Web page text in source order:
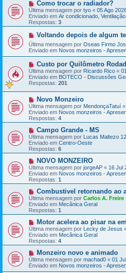
e
n
s
a
g
e
m
N
o
v
a
m
e
s
a
g
e
m
Como trocar o radiador?
Última mensagem por tyo « 05 Ago
Enviado em Ar condicionado,
Respostas: 3
N
v
a
m
e
n
s
a
g
e
m
Voltando depois de algum
Última mensagem por Oseas Firmo
Enviado em Novos monzeiros -
N
o
v
a
m
e
s
a
g
e
m
Custo por Quilômetro
Última mensagem por Ricardo Rico «
Enviado em BOTECO - Discussões
Respostas: 201
N
o
v
a
m
e
n
s
a
g
e
m
Novo Monzeiro
Última mensagem por MendonçaTatuí «
Enviado em Novos monzeiros -
Respostas: 4
N
o
v
a
m
e
n
s
a
g
e
m
Campo Grande - MS
Última mensagem por Lucas Maltezo 12
Enviado em Centro-Oeste
Respostas: 6
N
o
v
a
m
e
n
s
a
g
e
m
NOVO MONZEIRO
Última mensagem por jorgeAP « 16 Jul
Enviado em Novos monzeiros -
Respostas: 1
N
o
v
a
m
e
n
s
a
g
e
m
Combustivel retornando ao
Última mensagem por Carlos A. Freire
Enviado em Mecânica Geral
Respostas: 1
N
o
v
a
m
e
n
s
a
Motor acelera ao pisar na
Última mensagem por Lecky de Jesus
Enviado em Mecânica Geral
Respostas: 4
N
o
v
a
Monzeiro novo e animado
Última mensagem por machad0 « 01
Enviado em Novos monzeiros -